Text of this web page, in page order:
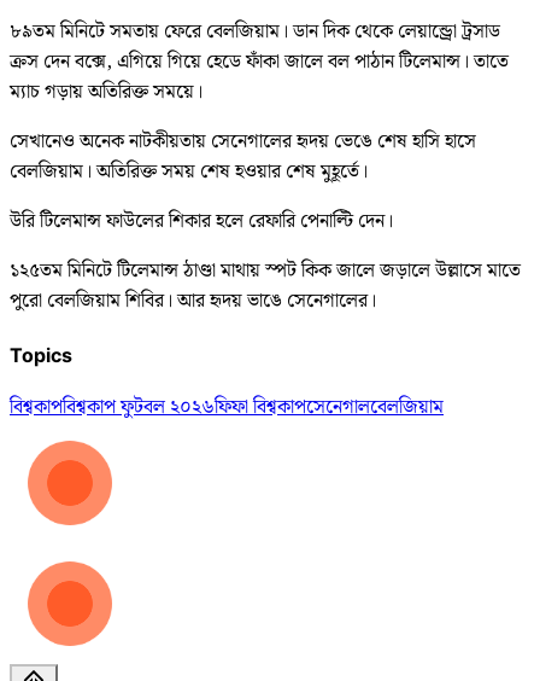
৮৯তম মিনিটে সমতায় ফেরে বেলজিয়াম। ডান দিক থেকে লেয়ান্ড্রো ট্রসাড
ক্রস দেন বক্সে, এগিয়ে গিয়ে হেডে ফাঁকা জালে বল পাঠান টিলেমান্স। তাতে
ম্যাচ গড়ায় অতিরিক্ত সময়ে।
সেখানেও অনেক নাটকীয়তায় সেনেগালের হৃদয় ভেঙে শেষ হাসি হাসে
বেলজিয়াম। অতিরিক্ত সময় শেষ হওয়ার শেষ মুহূর্তে।
উরি টিলেমান্স ফাউলের শিকার হলে রেফারি পেনাল্টি দেন।
১২৫তম মিনিটে টিলেমান্স ঠাণ্ডা মাথায় স্পট কিক জালে জড়ালে উল্লাসে মাতে
পুরো বেলজিয়াম শিবির। আর হৃদয় ভাঙে সেনেগালের।
Topics
বিশ্বকাপবিশ্বকাপ ফুটবল ২০২৬ফিফা বিশ্বকাপসেনেগালবেলজিয়াম